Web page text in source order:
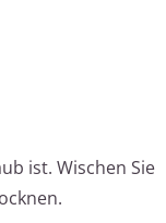
ist. Wischen Sie